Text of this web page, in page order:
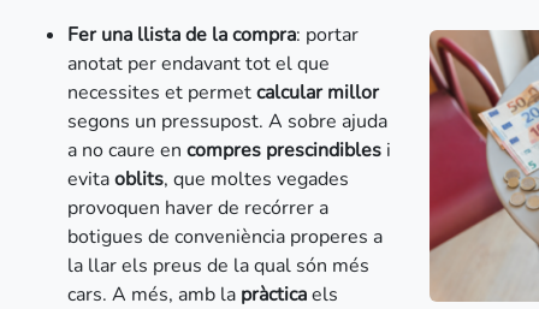
Fer una llista de la compra: portar
anotat per endavant tot el que
necessites et permetcalcular millor
segons un pressupost. A sobre ajuda
a no caure en compres prescindibles i
evitaoblits, que moltes vegades
provoquen haver de recórrer a
botigues de conveniència properes a
la llar els preus de la qual són més
cars. A més, amb la pràcticaels